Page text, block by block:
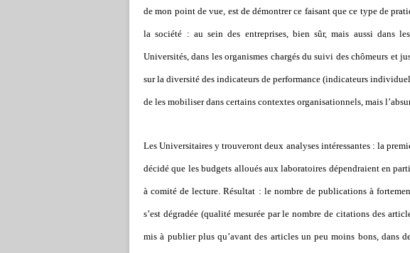
de mon point de vue, est de démontrer ce faisant que ce type de
la société : au sein des entreprises, bien sûr, mais aussi dans
Universités, dans les organismes chargés du suivi des chômeurs et
sur la diversité des indicateurs de performance (indicateurs
de les mobiliser dans certains contextes organisationnels, mais
Les Universitaires y trouveront deux analyses intéressantes : la
décidé que les budgets alloués aux laboratoires dépendraient en
à comité de lecture. Résultat : le nombre de publications à
s’est dégradée (qualité mesurée par le nombre de citations des
mis à publier plus qu’avant des articles un peu moins bons, dans